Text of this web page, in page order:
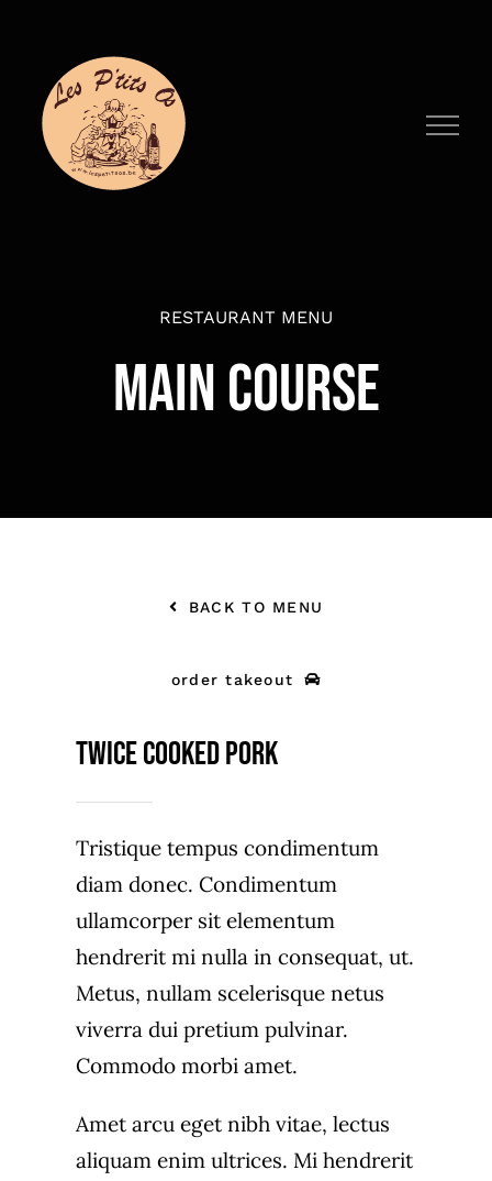
contenu
RESTAURANT MENU
MAIN COURSE
BACK TO MENU
order takeout
Twice Cooked Pork
Tristique tempus condimentum
diam donec. Condimentum
ullamcorper sit elementum
hendrerit mi nulla in consequat, ut.
Metus, nullam scelerisque netus
viverra dui pretium pulvinar.
Commodo morbi amet.
Amet arcu eget nibh vitae, lectus
aliquam enim ultrices. Mi hendrerit